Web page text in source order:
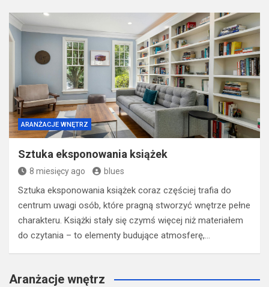
ARANŻACJE WNĘTRZ
Sztuka eksponowania książek
8 miesięcy ago blues
Sztuka eksponowania książek coraz częściej trafia do
centrum uwagi osób, które pragną stworzyć wnętrze pełne
charakteru. Książki stały się czymś więcej niż materiałem
do czytania – to elementy budujące atmosferę,…
Aranżacje wnętrz